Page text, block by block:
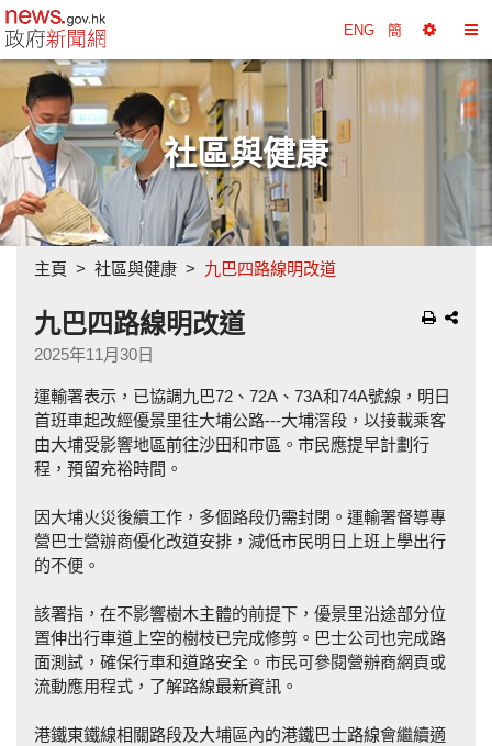
政府新聞網主頁 ENG 簡
擇
換
目
錄
社區與健康
主頁 社區與健康 九巴四路線明改道
九巴四路線明改道
2025年11月30日
運輸署表示，已協調九巴72、72A、73A和74A號線，明日
首班車起改經優景里往大埔公路---大埔滘段，以接載乘客
由大埔受影響地區前往沙田和市區。市民應提早計劃行
程，預留充裕時間。
因大埔火災後續工作，多個路段仍需封閉。運輸署督導專
營巴士營辦商優化改道安排，減低市民明日上班上學出行
的不便。
該署指，在不影響樹木主體的前提下，優景里沿途部分位
置伸出行車道上空的樹枝已完成修剪。巴士公司也完成路
面測試，確保行車和道路安全。市民可參閱營辦商網頁或
流動應用程式，了解路線最新資訊。
港鐵東鐵線相關路段及大埔區內的港鐵巴士路線會繼續適